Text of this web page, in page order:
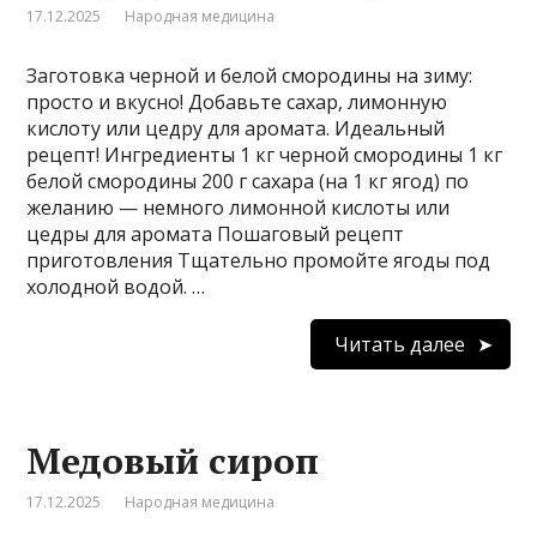
17.12.2025 Народная медицина
Заготовка черной и белой смородины на зиму:
просто и вкусно! Добавьте сахар, лимонную
кислоту или цедру для аромата. Идеальный
рецепт! Ингредиенты 1 кг черной смородины 1 кг
белой смородины 200 г сахара (на 1 кг ягод) по
желанию — немного лимонной кислоты или
цедры для аромата Пошаговый рецепт
приготовления Тщательно промойте ягоды под
холодной водой. …
Читать далее
Медовый сироп
17.12.2025 Народная медицина